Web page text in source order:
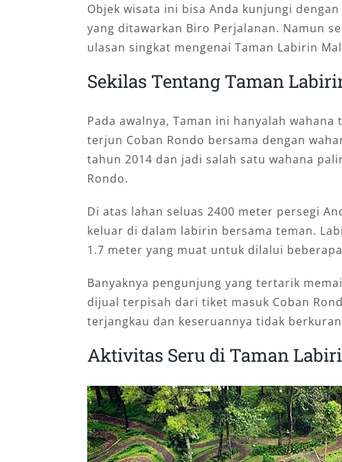
Objek wisata ini bisa Anda kunjungi
yang ditawarkan Biro Perjalanan. Namun
ulasan singkat mengenai Taman Labirin
Sekilas Tentang Taman
Pada awalnya, Taman ini hanyalah
terjun Coban Rondo bersama dengan
tahun 2014 dan jadi salah satu wahana
Rondo.
Di atas lahan seluas 2400 meter persegi
keluar di dalam labirin bersama teman.
1.7 meter yang muat untuk dilalui
Banyaknya pengunjung yang tertarik
dijual terpisah dari tiket masuk Coban
terjangkau dan keseruannya tidak
Aktivitas Seru di Taman